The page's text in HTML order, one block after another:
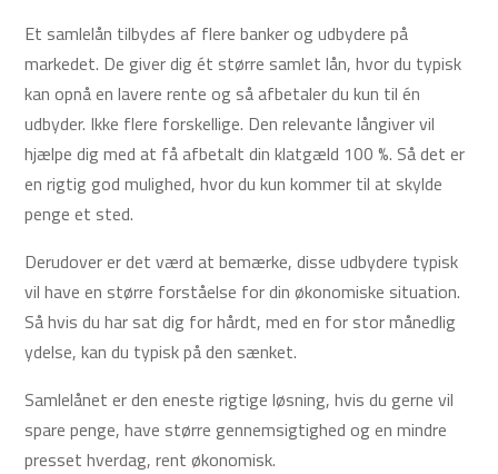
Et samlelån tilbydes af flere banker og udbydere på
markedet. De giver dig ét større samlet lån, hvor du typisk
kan opnå en lavere rente og så afbetaler du kun til én
udbyder. Ikke flere forskellige. Den relevante långiver vil
hjælpe dig med at få afbetalt din klatgæld 100 %. Så det er
en rigtig god mulighed, hvor du kun kommer til at skylde
penge et sted.
Derudover er det værd at bemærke, disse udbydere typisk
vil have en større forståelse for din økonomiske situation.
Så hvis du har sat dig for hårdt, med en for stor månedlig
ydelse, kan du typisk på den sænket.
Samlelånet er den eneste rigtige løsning, hvis du gerne vil
spare penge, have større gennemsigtighed og en mindre
presset hverdag, rent økonomisk.